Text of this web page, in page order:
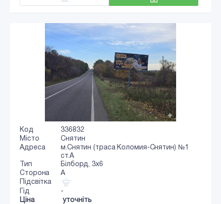
Код
336832
Місто
Снятин
Адреса
м.Снятин (траса Коломия-Снятин) №1
ст.А
Тип
Білборд, 3х6
Сторона
A
Підсвітка
Гід
-
Ціна
уточніть